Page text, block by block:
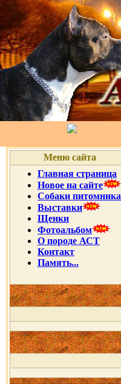
Меню сайта
Главная страница
Новое на сайте
Собаки питомника
Выставки
Щенки
Фотоальбом
О породе АСТ
Контакт
Память...